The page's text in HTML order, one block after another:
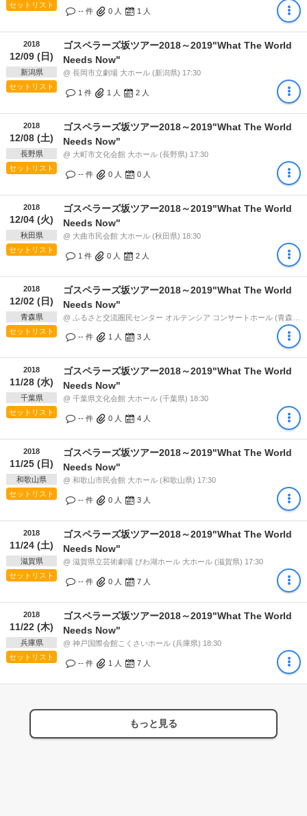
セットリスト
-- 件 0 人 1 人
2018
12/09 (日)
新潟県
セットリスト
ゴスペラーズ坂ツアー2018～2019"What The World
Needs Now"
@ 長岡市立劇場 大ホール (新潟県) 17:30
1 件 1 人 2 人
2018
12/08 (土)
長野県
セットリスト
ゴスペラーズ坂ツアー2018～2019"What The World
Needs Now"
@ 大町市文化会館 大ホール (長野県) 17:30
-- 件 0 人 0 人
2018
12/04 (火)
秋田県
セットリスト
ゴスペラーズ坂ツアー2018～2019"What The World
Needs Now"
@ 大曲市民会館 大ホール (秋田県) 18:30
1 件 0 人 2 人
2018
12/02 (日)
青森県
セットリスト
ゴスペラーズ坂ツアー2018～2019"What The World
Needs Now"
-- 件 1 人 3 人
2018
11/28 (水)
千葉県
セットリスト
ゴスペラーズ坂ツアー2018～2019"What The World
Needs Now"
@ 千葉県文化会館 大ホール (千葉県) 18:30
-- 件 0 人 4 人
2018
11/25 (日)
和歌山県
セットリスト
ゴスペラーズ坂ツアー2018～2019"What The World
Needs Now"
@ 和歌山市民会館 大ホール (和歌山県) 17:30
-- 件 0 人 3 人
2018
11/24 (土)
滋賀県
セットリスト
ゴスペラーズ坂ツアー2018～2019"What The World
Needs Now"
@ 滋賀県立芸術劇場 びわ湖ホール 大ホール (滋賀県) 17:30
-- 件 0 人 7 人
2018
11/22 (木)
兵庫県
セットリスト
ゴスペラーズ坂ツアー2018～2019"What The World
Needs Now"
@ 神戸国際会館こくさいホール (兵庫県) 18:30
-- 件 1 人 7 人
もっと見る